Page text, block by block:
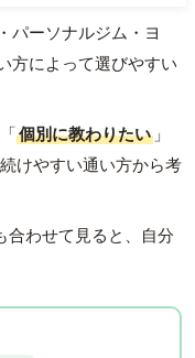
パーソナルジム・ヨ
方によって選びやすい
個別に教わりたい 」
けやすい通い方から考
合わせて見ると、自分